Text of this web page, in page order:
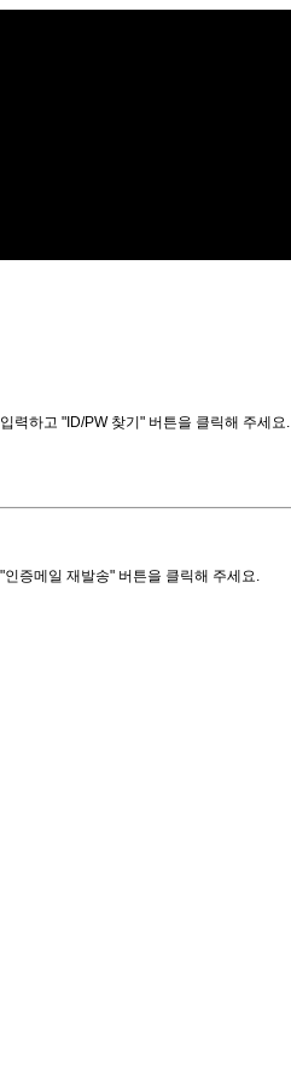
력하고 "ID/PW 찾기" 버튼을 클릭해 주세요.
증메일 재발송" 버튼을 클릭해 주세요.